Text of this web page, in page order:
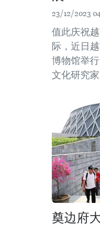
23/12/2023
值此庆祝
际，近日
博物馆举
文化研究
奠边府